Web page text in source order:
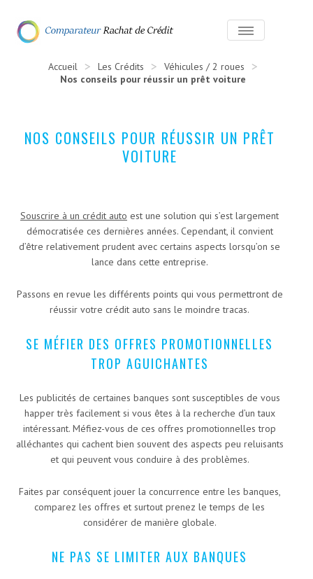
Accueil > Les Crédits > Véhicules / 2 roues >
Nos conseils pour réussir un prêt voiture
NOS CONSEILS POUR RÉUSSIR UN PRÊT
VOITURE
Souscrire à un crédit auto est une solution qui s’est largement
démocratisée ces dernières années. Cependant, il convient
d’être relativement prudent avec certains aspects lorsqu’on se
lance dans cette entreprise.
Passons en revue les différents points qui vous permettront de
réussir votre crédit auto sans le moindre tracas.
SE MÉFIER DES OFFRES PROMOTIONNELLES
TROP AGUICHANTES
Les publicités de certaines banques sont susceptibles de vous
happer très facilement si vous êtes à la recherche d’un taux
intéressant. Méfiez-vous de ces offres promotionnelles trop
alléchantes qui cachent bien souvent des aspects peu reluisants
et qui peuvent vous conduire à des problèmes.
Faites par conséquent jouer la concurrence entre les banques,
comparez les offres et surtout prenez le temps de les
considérer de manière globale.
NE PAS SE LIMITER AUX BANQUES